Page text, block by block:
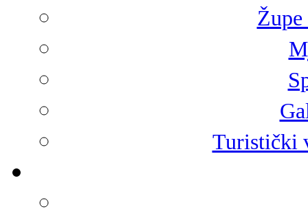
Turistički